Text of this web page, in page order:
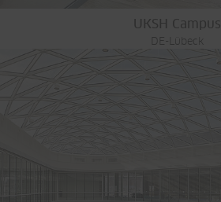
UKSH Campus
DE-Lübeck